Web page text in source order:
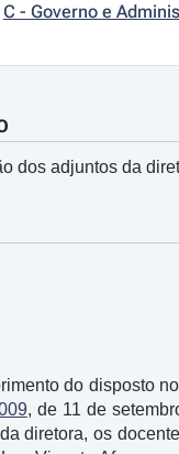
C - Governo e
dos adjuntos da
do disposto
, de 11 de
diretora, os